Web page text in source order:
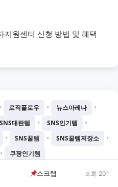
지원센터 신청 방법 및 혜택
스크랩 조회 201
• 로직플로우 • 뉴스아레나 •
SNS대란템 • SNS인기템 •
• SNS꿀템 • SNS꿀템저장소 •
• 쿠팡인기템
프로젝트